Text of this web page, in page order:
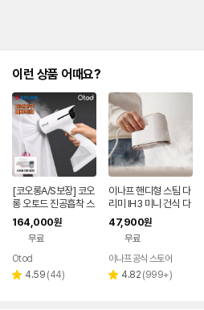
이런 상품 어때요?
[코오롱A/S보장] 코오
롱 오토드 진공흡착 스
팀다리미 핸디형
164,000원
무료
Otod
별 4.59 리
(44)
이나프 핸디형 스팀 다
리미 IH3 미니 건식 다
리미 휴대용 여행용
47,900원
무료
이나프 공식 스토어
별 4.82 리
(999+)